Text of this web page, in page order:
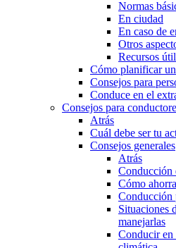
Normas
En ciudad
En caso de
Otros
Recursos
Cómo planificar
Consejos para
Conduce en el
Consejos para
Atrás
Cuál debe ser tu
Consejos generales
Atrás
Conducción
Cómo
Conducción
Situaciones
manejarlas
Conducir en